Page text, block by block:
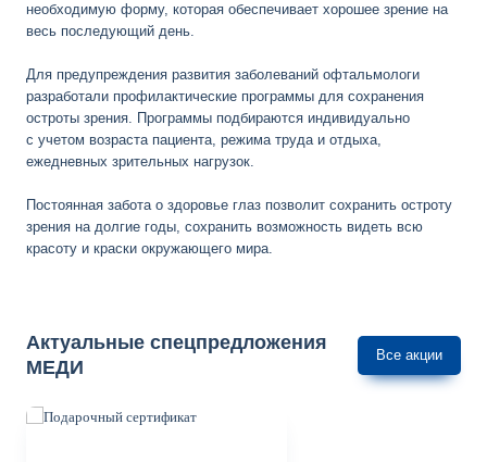
необходимую форму, которая обеспечивает хорошее зрение на
весь последующий день.
Для предупреждения развития заболеваний офтальмологи
разработали профилактические программы для сохранения
остроты зрения. Программы подбираются индивидуально
с учетом возраста пациента, режима труда и отдыха,
ежедневных зрительных нагрузок.
Постоянная забота о здоровье глаз позволит сохранить остроту
зрения на долгие годы, сохранить возможность видеть всю
красоту и краски окружающего мира.
Актуальные спецпредложения
МЕДИ
Все акции